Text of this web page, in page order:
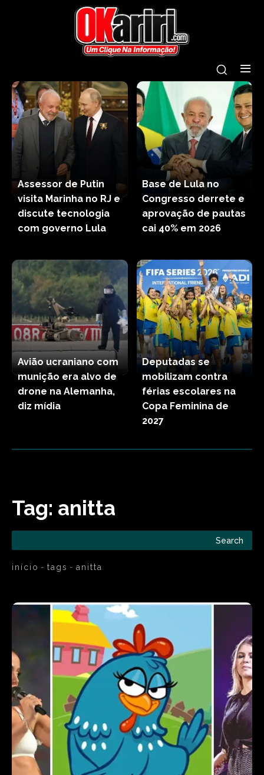
Assessor de Putin
visita Marinha no RJ e
discute tecnologia
com governo Lula
Base de Lula no
Congresso derrete e
aprovação de pautas
cai 40% em 2026
Avião ucraniano com
munição era alvo de
drone na Alemanha,
diz mídia
Deputadas se
mobilizam contra
férias escolares na
Copa Feminina de
2027
Tag: anitta
Search
início tags anitta